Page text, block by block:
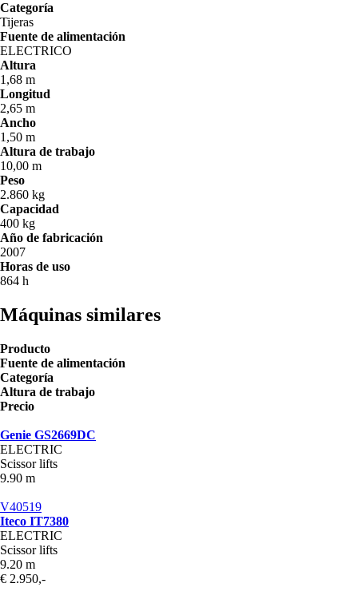
Categoría
Tijeras
Fuente de alimentación
ELECTRICO
Altura
1,68 m
Longitud
2,65 m
Ancho
1,50 m
Altura de trabajo
10,00 m
Peso
2.860 kg
Capacidad
400 kg
Año de fabricación
2007
Horas de uso
864 h
Máquinas similares
Producto
Fuente de alimentación
Categoría
Altura de trabajo
Precio
Genie GS2669DC
ELECTRIC
Scissor lifts
9.90 m
V40519
Iteco IT7380
ELECTRIC
Scissor lifts
9.20 m
€ 2.950,-